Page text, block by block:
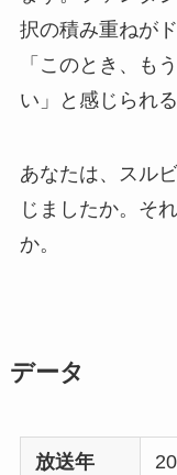
択の積み重ねが
「このとき、も
い」と感じられ
あなたは、スル
じましたか。そ
か。
データ
放送年